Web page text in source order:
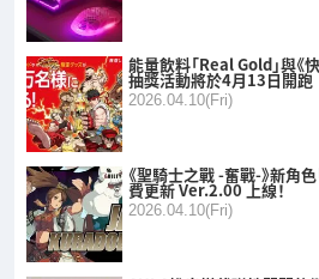
能量飲料「Real Gold」與《
抽獎活動將於4月13日開跑
2026.04.10(Fri)
《聖騎士之戰 -奮戰-》新角
費更新 Ver.2.00 上線！
2026.04.10(Fri)